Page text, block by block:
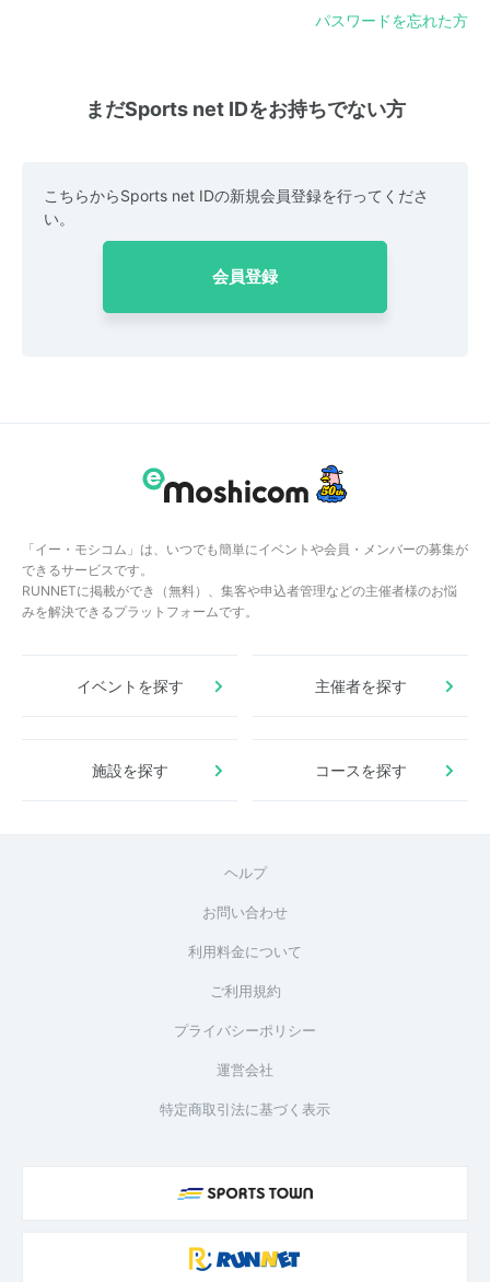
パスワードを忘れた方
まだSports net IDをお持ちでない方
こちらからSports net IDの新規会員登録を行ってくださ
い。
会員登録
「イー・モシコム」は、いつでも簡単にイベントや会員・メンバーの募集が
できるサービスです。
RUNNETに掲載ができ（無料）、集客や申込者管理などの主催者様のお悩
みを解決できるプラットフォームです。
イベントを探す 主催者を探す
施設を探す コースを探す
ヘルプ
お問い合わせ
利用料金について
ご利用規約
プライバシーポリシー
運営会社
特定商取引法に基づく表示